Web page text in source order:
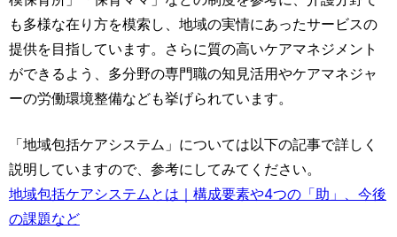
も多様な在り方を模索し、地域の実情にあったサービスの
提供を目指しています。さらに質の高いケアマネジメント
ができるよう、多分野の専門職の知見活用やケアマネジャ
ーの労働環境整備なども挙げられています。
「地域包括ケアシステム」については以下の記事で詳しく
説明していますので、参考にしてみてください。
地域包括ケアシステムとは｜構成要素や4つの「助」、今後
の課題など